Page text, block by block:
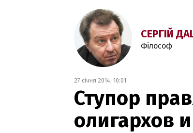
СЕРГІЙ
Філософ
27 січня 2014, 10:01
Ступор
олигархов